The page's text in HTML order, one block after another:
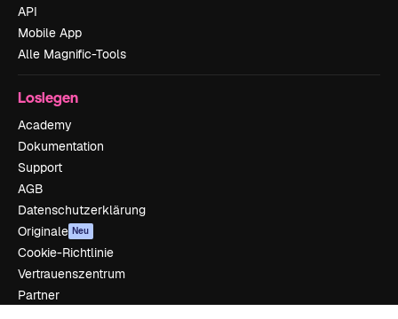
API
Mobile App
Alle Magnific-Tools
Loslegen
Academy
Dokumentation
Support
AGB
Datenschutzerklärung
Originale Neu
Cookie-Richtlinie
Vertrauenszentrum
Partner